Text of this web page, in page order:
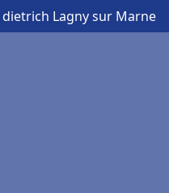
Lagny sur Marne